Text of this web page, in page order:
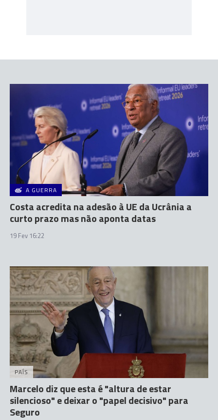
A GUERRA
Costa acredita na adesão à UE da Ucrânia a
curto prazo mas não aponta datas
19 Fev 16:22
PAÍS
Marcelo diz que esta é "altura de estar
silencioso" e deixar o "papel decisivo" para
Seguro